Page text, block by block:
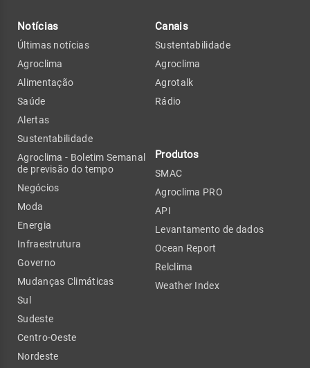
Notícias
Últimas notícias
Agroclima
Alimentação
Saúde
Alertas
Sustentabilidade
Agroclima - Boletim Semanal
de previsão do tempo
Negócios
Moda
Energia
Infraestrutura
Governo
Mudanças Climáticas
Sul
Sudeste
Centro-Oeste
Nordeste
Canais
Sustentabilidade
Agroclima
Agrotalk
Rádio
Produtos
SMAC
Agroclima PRO
API
Levantamento de dados
Ocean Report
Relclima
Weather Index